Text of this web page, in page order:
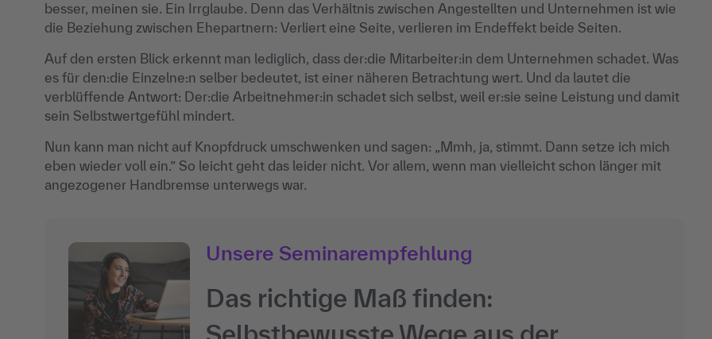
besser, meinen sie. Ein Irrglaube. Denn das Verhältnis zwischen Angestellten und Unternehmen ist wie
die Beziehung zwischen Ehepartnern: Verliert eine Seite, verlieren im Endeffekt beide Seiten.
Auf den ersten Blick erkennt man lediglich, dass der:die Mitarbeiter:in dem Unternehmen schadet. Was
es für den:die Einzelne:n selber bedeutet, ist einer näheren Betrachtung wert. Und da lautet die
verblüffende Antwort: Der:die Arbeitnehmer:in schadet sich selbst, weil er:sie seine Leistung und damit
sein Selbstwertgefühl mindert.
Nun kann man nicht auf Knopfdruck umschwenken und sagen: „Mmh, ja, stimmt. Dann setze ich mich
eben wieder voll ein.” So leicht geht das leider nicht. Vor allem, wenn man vielleicht schon länger mit
angezogener Handbremse unterwegs war.
Unsere Seminarempfehlung
Das richtige Maß finden: